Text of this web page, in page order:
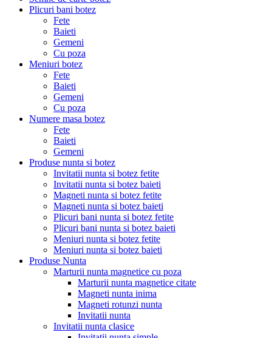
Plicuri bani botez
Fete
Baieti
Gemeni
Cu poza
Meniuri botez
Fete
Baieti
Gemeni
Cu poza
Numere masa botez
Fete
Baieti
Gemeni
Produse nunta si botez
Invitatii nunta si botez fetite
Invitatii nunta si botez baieti
Magneti nunta si botez fetite
Magneti nunta si botez baieti
Plicuri bani nunta si botez fetite
Plicuri bani nunta si botez baieti
Meniuri nunta si botez fetite
Meniuri nunta si botez baieti
Produse Nunta
Marturii nunta magnetice cu poza
Marturii nunta magnetice citate
Magneti nunta inima
Magneti rotunzi nunta
Invitatii nunta
Invitatii nunta clasice